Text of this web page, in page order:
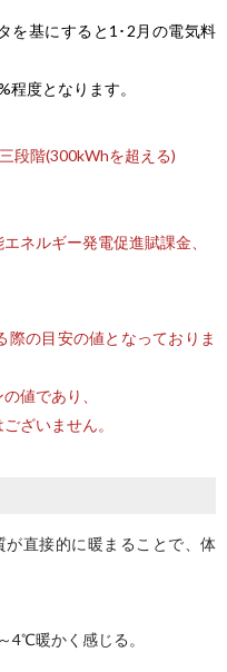
を基にすると1･2月の電気料
度となります。
段階(300kWhを超える)
ネルギー発電促進賦課金、
の目安の値となっておりま
値であり、
ざいません。
が直接的に暖まることで、体
4℃暖かく感じる。